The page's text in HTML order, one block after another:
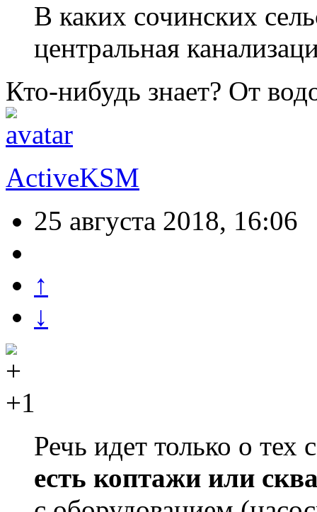
В каких сочинских
центральная
Кто-нибудь знает? От
ActiveKSM
25 августа 2018, 16:06
↑
↓
+1
Речь идет только о тех
есть коптажи или